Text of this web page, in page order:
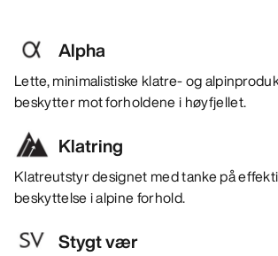
Alpha
Lette, minimalistiske klatre- og
beskytter mot forholdene i høyfjellet.
Klatring
Klatreutstyr designet med tanke på
beskyttelse i alpine forhold.
Stygt vær